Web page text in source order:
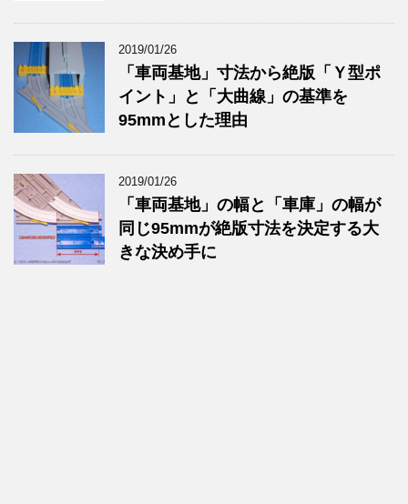
2019/01/26
「車両基地」寸法から絶版「Ｙ型ポ
イント」と「大曲線」の基準を
95mmとした理由
2019/01/26
「車両基地」の幅と「車庫」の幅が
同じ95mmが絶版寸法を決定する大
きな決め手に